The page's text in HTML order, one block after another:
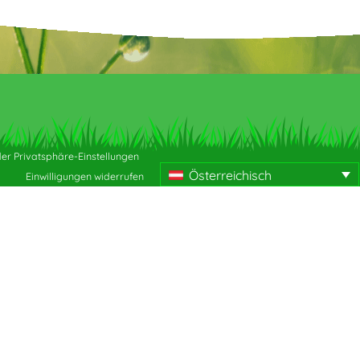
Privatsphäre-Einstellungen
Einwilligungen widerrufen
Österreichisch